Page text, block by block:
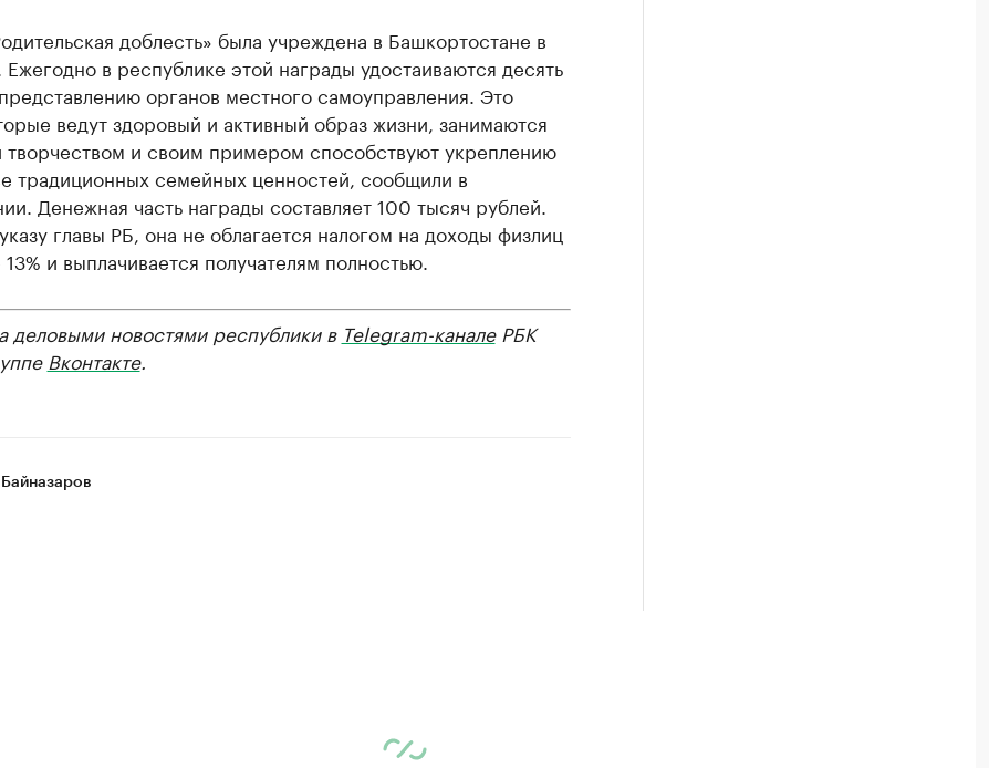
доблесть» была учреждена в Башкортостане в
Ежегодно в республике этой награды удостаиваются десять
органов местного самоуправления. Это
ведут здоровый и активный образ жизни, занимаются
и своим примером способствуют укреплению
традиционных семейных ценностей, сообщили в
Денежная часть награды составляет 100 тысяч рублей.
главы РБ, она не облагается налогом на доходы физлиц
и выплачивается получателям полностью.
деловыми новостями республики в Telegram-каналеРБК
Вконтакте.